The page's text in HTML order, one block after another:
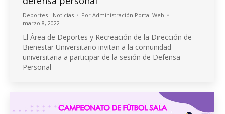
Deportes - Noticias Por Administración Portal Web
marzo 8, 2022
El Área de Deportes y Recreación de la Dirección de
Bienestar Universitario invitan a la comunidad
universitaria a participar de la sesión de Defensa
Personal